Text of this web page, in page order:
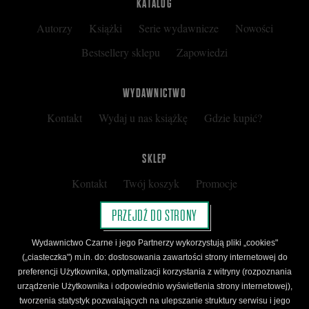
KATALOG
Autorzy Książki Serie wydawnicze
Nowości
Bestsellery sklepu
Zapowiedzi
WYDAWNICTWO
Kontakt Wydaj u nas książkę Gdzie kupić?
SKLEP
Kontakt Twój koszyk
Promocje
Kup kartę podarunkową
Nota prawna
Regulamin
Polityka prywatności
Regulamin Klubu Czarnego
Regulamin Karty Podarunkowej
PRZEJDŹ DO STRONY
Wydawnictwo Czarne i jego Partnerzy wykorzystują pliki „cookies"
(„ciasteczka") m.in. do: dostosowania zawartości strony internetowej do
preferencji Użytkownika, optymalizacji korzystania z witryny (rozpoznania
urządzenie Użytkownika i odpowiednio wyświetlenia strony internetowej),
tworzenia statystyk pozwalających na ulepszanie struktury serwisu i jego